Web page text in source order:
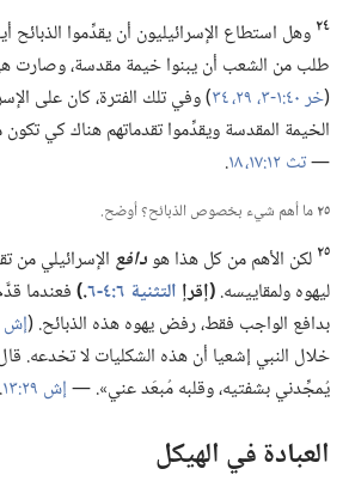
٢٤ وهل استطاع الإسرائيليون أن يقدِّموا الذبائح
طلب من الشعب أن يبنوا خيمة مقدسة،‏ وصارت هي
(‏خر ٤٠:‏١-‏٣،‏
‏)‏ وفي تلك الفترة،‏ كان على
الخيمة المقدسة ويقدِّموا تقدماتهم هناك كي
—‏تث ١٢:‏١٧،‏ ١٨ ‏.‏
٢٥ما أهم شيء بخصوص الذبائح؟‏ أوضح.‏
٢٥ لكن الأهم من كل هذا هودافع الإسرائيلي من
ليهوه ولمقاييسه.‏‏(‏إقرإ التثنية ٦:‏٤-‏٦ ‏.‏)‏فعندما
بدافع الواجب فقط،‏ رفض يهوه هذه الذبائح.‏ (‏إش ١:‏١٠-‏١٣
خلال النبي إشعيا أن هذه الشكليات لا تخدعه.‏
يُمجِّدني بشفتيه،‏ وقلبه مُبعَد عني».‏ —‏إش ٢٩:‏١٣ ‏.‏
العبادة في الهيكل